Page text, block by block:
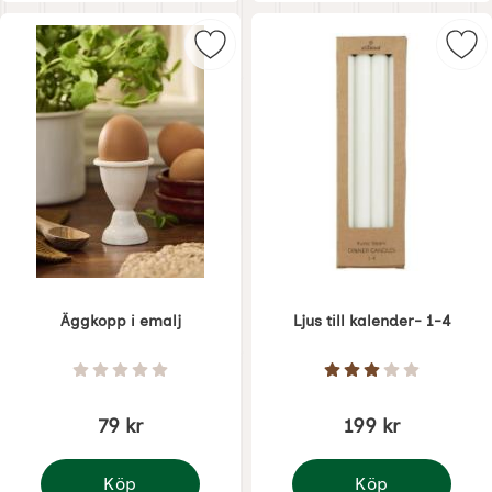
Äggkopp i emalj
Art. nr 8495 Betyg: 0 Stjärnor av 5
79 kr
Köp
Markera Äggkopp i emalj som
Ljus till kalender- 1-4
Art. nr 8501 Betyg: 3 Stjärnor
199 kr
Köp